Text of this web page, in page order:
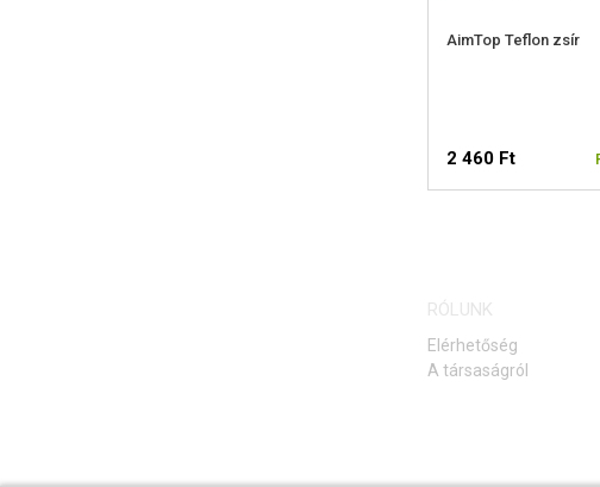
AimTop Teflon zsír
2 460 Ft
RÓLUNK
Elérhetőség
A társaságról